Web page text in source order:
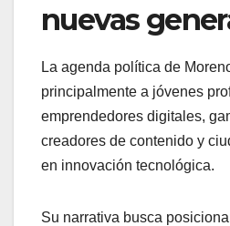
nuevas
La agenda política de
principalmente a jóvenes
emprendedores digitales,
creadores de contenido y
en innovación tecnológica.
Su narrativa busca